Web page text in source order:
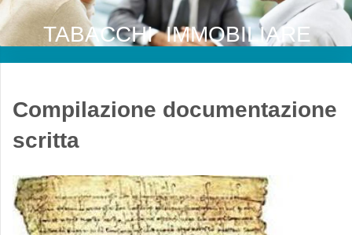
TABACCHI IMMOBILIARE
Compilazione documentazione
scritta